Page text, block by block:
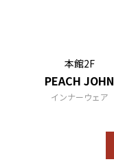
本館2F
PEACH JOHN
インナーウェア